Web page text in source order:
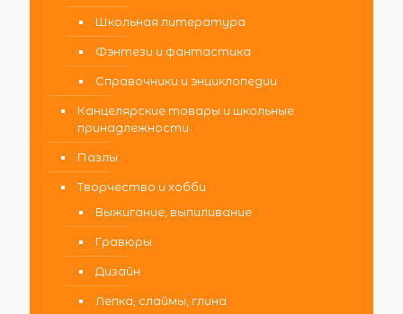
Школьная литература
Фэнтези и фантастика
Справочники и энциклопедии
Канцелярские товары и школьные
принадлежности
Пазлы
Творчество и хобби
Выжигание, выпиливание
Гравюры
Дизайн
Лепка, слаймы, глина